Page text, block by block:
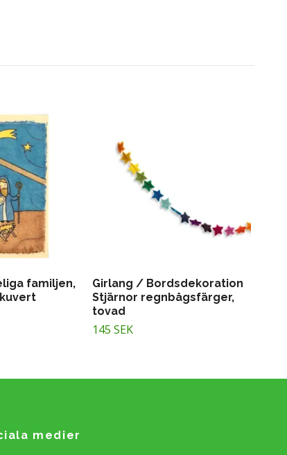
familjen,
Girlang / Bordsdekoration
Stjärnor regnbågsfärger,
tovad
145 SEK
medier